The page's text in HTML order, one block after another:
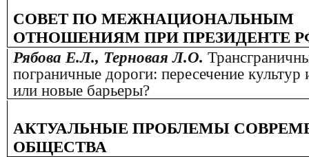
СОВЕТ ПО МЕЖНАЦИОНАЛЬНЫМ
ОТНОШЕНИЯМ ПРИ ПРЕЗИДЕНТЕ
Рябова Е.Л., Терновая Л.О.
пограничные дороги: пересечение
или новые барьеры?
АКТУАЛЬНЫЕ ПРОБЛЕМЫ
ОБЩЕСТВА